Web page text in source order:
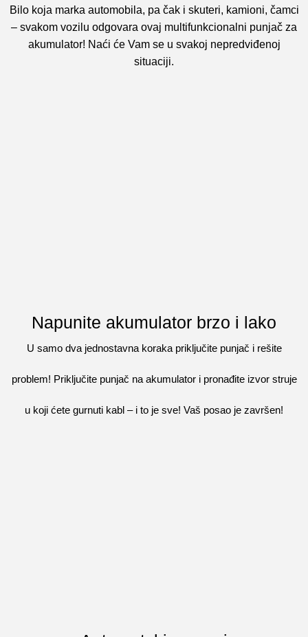
Bilo koja marka automobila, pa čak i skuteri, kamioni, čamci
– svakom vozilu odgovara ovaj multifunkcionalni punjač za
akumulator! Naći će Vam se u svakoj nepredviđenoj
situaciji.
Napunite akumulator brzo i lako
U samo dva jednostavna koraka priključite punjač i rešite
problem! Priključite punjač na akumulator i pronađite izvor struje
u koji ćete gurnuti kabl – i to je sve! Vaš posao je završen!